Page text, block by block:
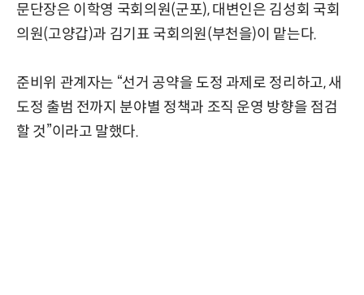
문단장은 이학영 국회의원(군포), 대변인은 김성회 국회
의원(고양갑)과 김기표 국회의원(부천을)이 맡는다.
준비위 관계자는 “선거 공약을 도정 과제로 정리하고, 새
도정 출범 전까지 분야별 정책과 조직 운영 방향을 점검
할 것”이라고 말했다.